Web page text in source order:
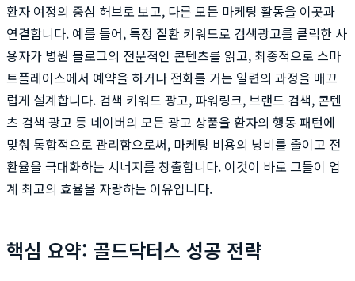
환자 여정의 중심 허브로 보고, 다른 모든 마케팅 활동을 이곳과
연결합니다. 예를 들어, 특정 질환 키워드로 검색광고를 클릭한 사
용자가 병원 블로그의 전문적인 콘텐츠를 읽고, 최종적으로 스마
트플레이스에서 예약을 하거나 전화를 거는 일련의 과정을 매끄
럽게 설계합니다. 검색 키워드 광고, 파워링크, 브랜드 검색, 콘텐
츠 검색 광고 등 네이버의 모든 광고 상품을 환자의 행동 패턴에
맞춰 통합적으로 관리함으로써, 마케팅 비용의 낭비를 줄이고 전
환율을 극대화하는 시너지를 창출합니다. 이것이 바로 그들이 업
계 최고의 효율을 자랑하는 이유입니다.
핵심 요약: 골드닥터스 성공 전략